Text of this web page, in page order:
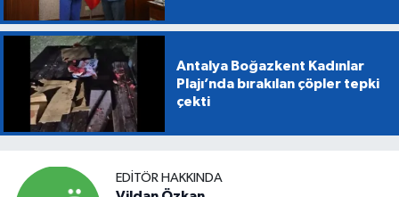
Antalya Boğazkent Kadınlar
Plajı’nda bırakılan çöpler tepki
çekti
EDITÖR HAKKINDA